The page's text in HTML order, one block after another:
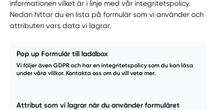
informationen vilket är i linje med vår integritetspolicy.
Nedan hittar du en lista på formulär som vi använder och
attributen vars data vi lagrar.
Pop up Formulär till laddbox
Vi följer även GDPR och har en integritetspolicy som du kan läsa
under våra villkor. Kontakta oss om du vill veta mer.
Attribut som vi lagrar när du använder formuläret